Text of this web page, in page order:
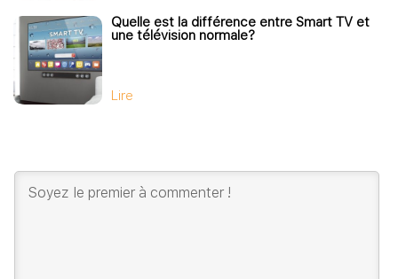
Quelle est la différence entre Smart TV et
une télévision normale?
Lire